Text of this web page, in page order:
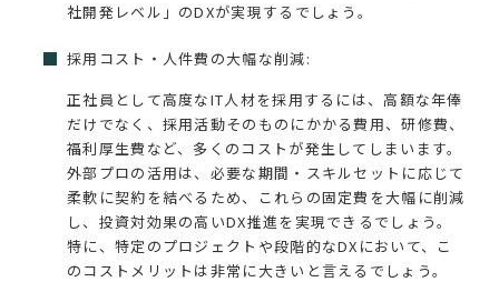
社開発レベル」のDXが実現するでしょう。
採用コスト・人件費の大幅な削減:
正社員として高度なIT人材を採用するには、高額な年俸
だけでなく、採用活動そのものにかかる費用、研修費、
福利厚生費など、多くのコストが発生してしまいます。
外部プロの活用は、必要な期間・スキルセットに応じて
柔軟に契約を結べるため、これらの固定費を大幅に削減
し、投資対効果の高いDX推進を実現できるでしょう。
特に、特定のプロジェクトや段階的なDXにおいて、こ
のコストメリットは非常に大きいと言えるでしょう。